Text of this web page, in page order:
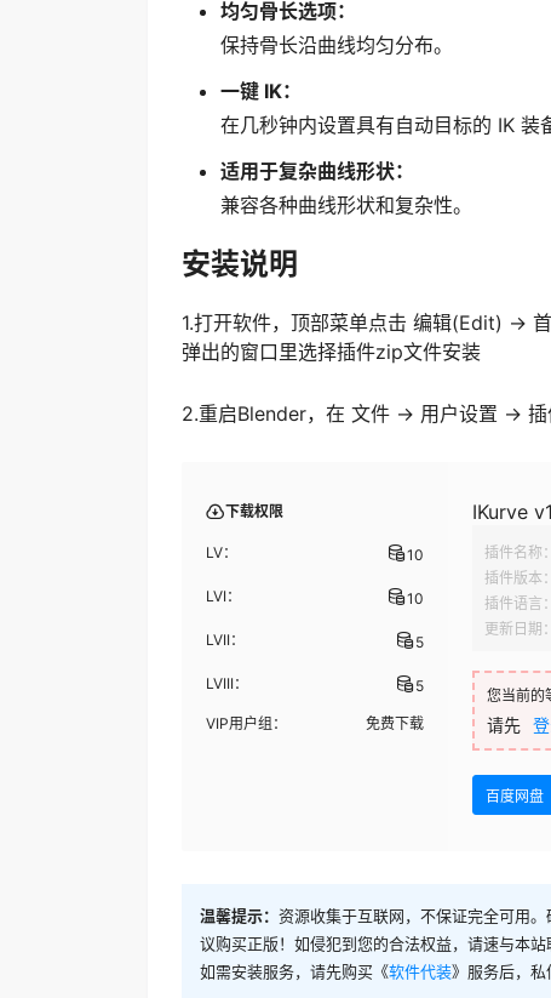
均匀骨长选项：
保持骨长沿曲线均匀分布。
一键 IK：
在几秒钟内设置具有自动目标的 IK 装
适用于复杂曲线形状：
兼容各种曲线形状和复杂性。
安装说明
1.打开软件，顶部菜单点击 编辑(Edit) →
弹出的窗口里选择插件zip文件安装
2.重启Blender，在 文件 → 用户设置 → 插
下载权限
LV： 10
LVI： 10
LVII： 5
LVIII： 5
VIP用户组： 免费下载
IKurve
插件名称：
插件版本：
插件语言：
更新日期：
您当前的
请先
百度网盘
温馨提示： 资源收集于互联网，不保证完全可用
议购买正版！如侵犯到您的合法权益，请速与本
如需安装服务，请先购买《软件代装》服务后，私